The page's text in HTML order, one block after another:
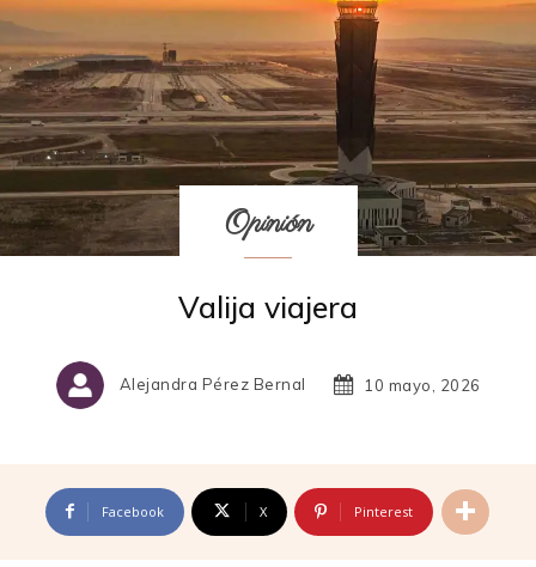
Opinión
Valija viajera
Alejandra Pérez Bernal 10 mayo, 2026
Facebook X Pinterest